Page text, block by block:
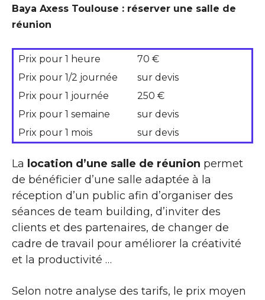
Baya Axess Toulouse : réserver une salle de
réunion
Prix pour 1 heure
70 €
Prix pour 1/2 journée
sur devis
Prix pour 1 journée
250 €
Prix pour 1 semaine
sur devis
Prix pour 1 mois
sur devis
La location d’une salle de réunion permet
de bénéficier d’une salle adaptée à la
réception d’un public afin d’organiser des
séances de team building, d’inviter des
clients et des partenaires, de changer de
cadre de travail pour améliorer la créativité
et la productivité …
Selon notre analyse des tarifs, le prix moyen